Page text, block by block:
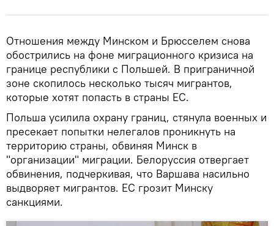
Отношения между Минском и Брюсселем снова
обострились на фоне миграционного кризиса на
границе республики с Польшей. В приграничной
зоне скопилось несколько тысяч мигрантов,
которые хотят попасть в страны ЕС.
Польша усилила охрану границ, стянула военных и
пресекает попытки нелегалов проникнуть на
территорию страны, обвиняя Минск в
"организации" миграции. Белоруссия отвергает
обвинения, подчеркивая, что Варшава насильно
выдворяет мигрантов. ЕС грозит Минску
санкциями.